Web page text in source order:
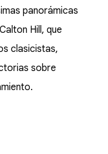
panorámicas
Hill, que
clasicistas,
sobre